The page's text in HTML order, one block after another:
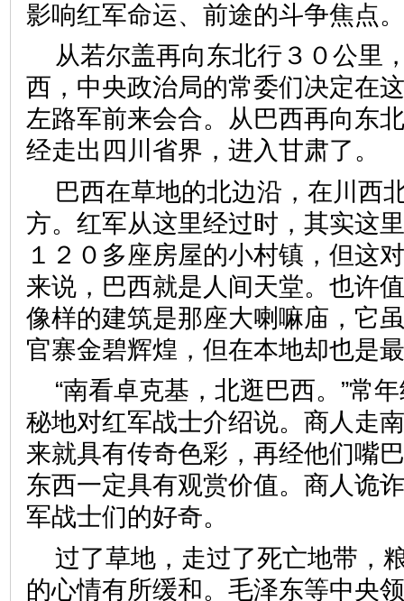
影响红军命运、前途的斗争焦点。
从若尔盖再向东北行３０公里
西，中央政治局的常委们决定在
左路军前来会合。从巴西再向东
经走出四川省界，进入甘肃了。
巴西在草地的北边沿，在川西
方。红军从这里经过时，其实这
１２０多座房屋的小村镇，但这
来说，巴西就是人间天堂。也许
像样的建筑是那座大喇嘛庙，它
官寨金碧辉煌，但在本地却也是
“南看卓克基，北逛巴西。”常
秘地对红军战士介绍说。商人走
来就具有传奇色彩，再经他们嘴
东西一定具有观赏价值。商人诡
军战士们的好奇。
过了草地，走过了死亡地带，
的心情有所缓和。毛泽东等中央